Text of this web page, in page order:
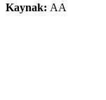
Kaynak: AA